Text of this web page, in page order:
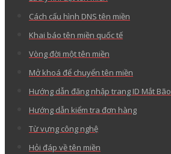
Cách cấu hình DNS tên miền
Khai báo tên miền quốc tế
Vòng đời một tên miền
Mở khoá để chuyển tên miền
Hướng dẫn đăng nhập trang ID Mắt Bão
Hướng dẫn kiểm tra đơn hàng
Từ vựng công nghệ
Hỏi đáp về tên miền